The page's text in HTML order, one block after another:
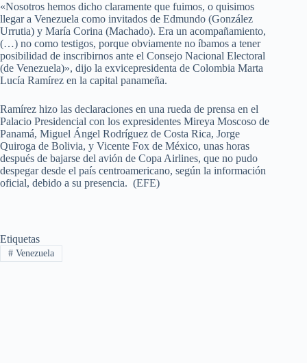
«Nosotros hemos dicho claramente que fuimos, o quisimos
llegar a Venezuela como invitados de Edmundo (González
Urrutia) y María Corina (Machado). Era un acompañamiento,
(…) no como testigos, porque obviamente no íbamos a tener
posibilidad de inscribirnos ante el Consejo Nacional Electoral
(de Venezuela)», dijo la exvicepresidenta de Colombia Marta
Lucía Ramírez en la capital panameña.
Ramírez hizo las declaraciones en una rueda de prensa en el
Palacio Presidencial con los expresidentes Mireya Moscoso de
Panamá, Miguel Ángel Rodríguez de Costa Rica, Jorge
Quiroga de Bolivia, y Vicente Fox de México, unas horas
después de bajarse del avión de Copa Airlines, que no pudo
despegar desde el país centroamericano, según la información
oficial, debido a su presencia. (EFE)
Etiquetas
#Venezuela